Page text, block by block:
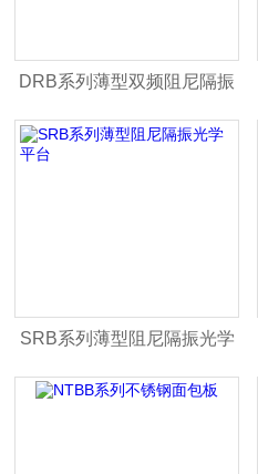
DRB系列薄型双频阻尼隔振
光学平台
SRB系列薄型阻尼隔振光学
平台